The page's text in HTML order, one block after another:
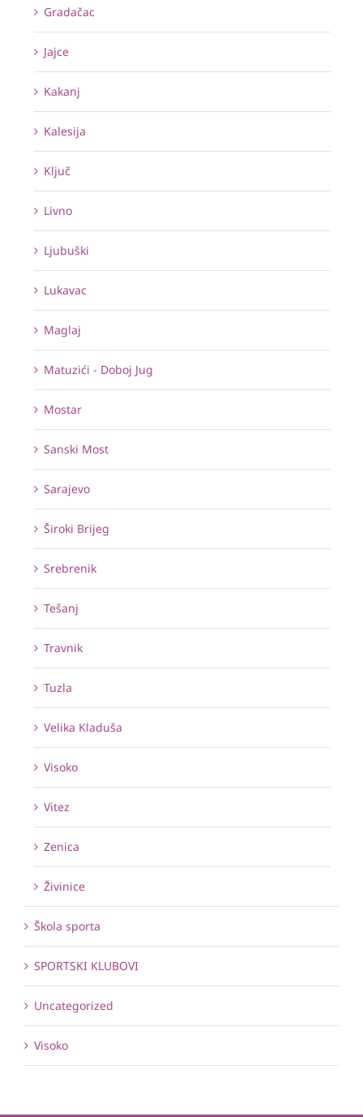
Gradačac
Jajce
Kakanj
Kalesija
Ključ
Livno
Ljubuški
Lukavac
Maglaj
Matuzići - Doboj Jug
Mostar
Sanski Most
Sarajevo
Široki Brijeg
Srebrenik
Tešanj
Travnik
Tuzla
Velika Kladuša
Visoko
Vitez
Zenica
Živinice
Škola sporta
SPORTSKI KLUBOVI
Uncategorized
Visoko